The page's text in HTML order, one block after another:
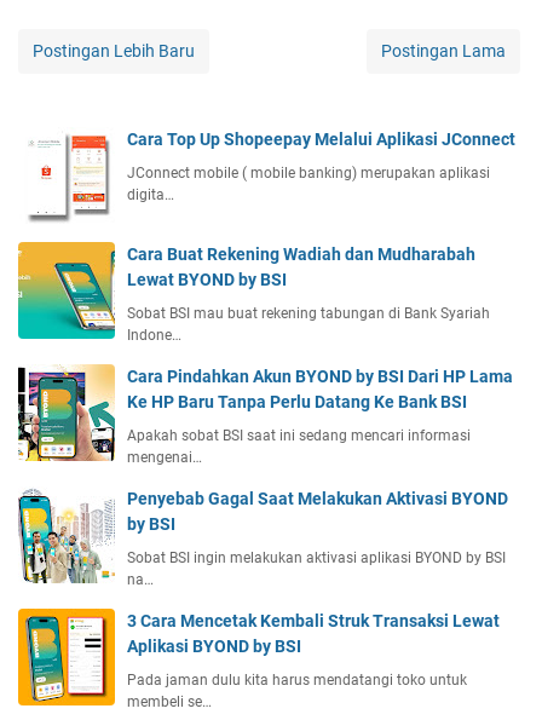
Postingan Lebih Baru Postingan Lama
Cara Top Up Shopeepay Melalui Aplikasi JConnect
JConnect mobile ( mobile banking) merupakan aplikasi
digita…
Cara Buat Rekening Wadiah dan Mudharabah
Lewat BYOND by BSI
Sobat BSI mau buat rekening tabungan di Bank Syariah
Indone…
Cara Pindahkan Akun BYOND by BSI Dari HP Lama
Ke HP Baru Tanpa Perlu Datang Ke Bank BSI
Apakah sobat BSI saat ini sedang mencari informasi
mengenai…
Penyebab Gagal Saat Melakukan Aktivasi BYOND
by BSI
Sobat BSI ingin melakukan aktivasi aplikasi BYOND by BSI
na…
3 Cara Mencetak Kembali Struk Transaksi Lewat
Aplikasi BYOND by BSI
Pada jaman dulu kita harus mendatangi toko untuk
membeli se…